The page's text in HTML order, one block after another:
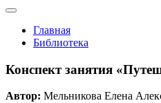
Главная
Библиотека
Конспект занятия
Автор: Мельникова Елена